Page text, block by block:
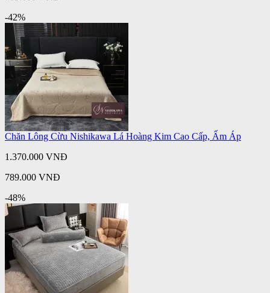
-42%
Chăn Lông Cừu Nishikawa Lá Hoàng Kim Cao Cấp, Ấm Áp
1.370.000 VNĐ
789.000 VNĐ
-48%